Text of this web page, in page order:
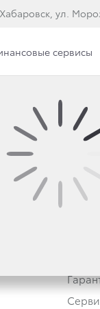
ул.
сервисы